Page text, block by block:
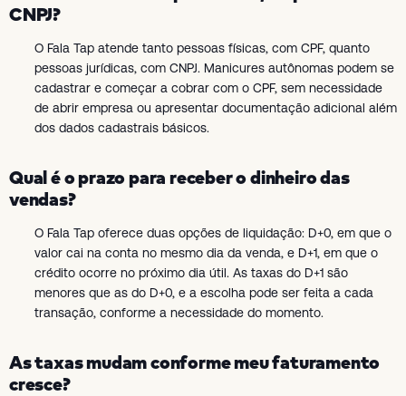
CNPJ?
O Fala Tap atende tanto pessoas físicas, com CPF, quanto
pessoas jurídicas, com CNPJ. Manicures autônomas podem se
cadastrar e começar a cobrar com o CPF, sem necessidade
de abrir empresa ou apresentar documentação adicional além
dos dados cadastrais básicos.
Qual é o prazo para receber o dinheiro das
vendas?
O Fala Tap oferece duas opções de liquidação: D+0, em que o
valor cai na conta no mesmo dia da venda, e D+1, em que o
crédito ocorre no próximo dia útil. As taxas do D+1 são
menores que as do D+0, e a escolha pode ser feita a cada
transação, conforme a necessidade do momento.
As taxas mudam conforme meu faturamento
cresce?